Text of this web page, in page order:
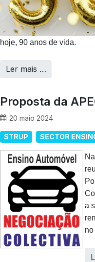
hoje, 90 anos de vida.
Ler mais …
Proposta da
20 maio 2024
STRUP SECTOR
a